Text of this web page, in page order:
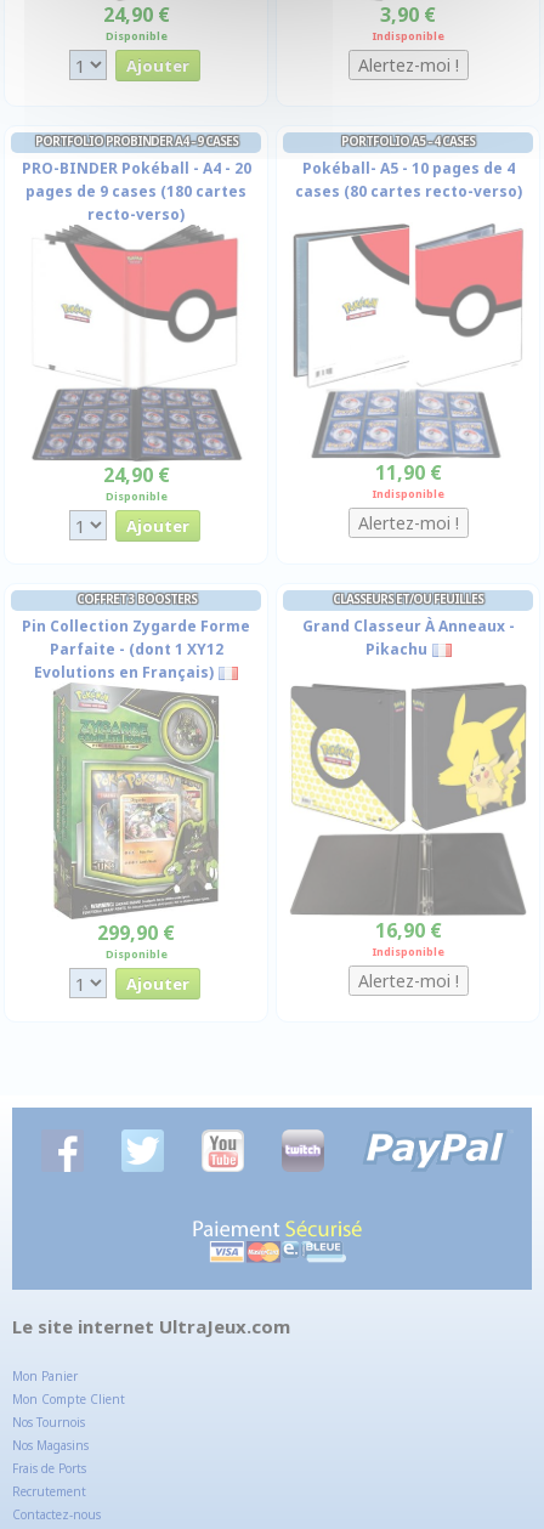
24,90 €
Disponible
3,90 €
Indisponible
PORTFOLIO PROBINDER A4 - 9 CASES
PRO-BINDER Pokéball - A4 - 20
pages de 9 cases (180 cartes
recto-verso)
24,90 €
Disponible
PORTFOLIO A5 - 4 CASES
Pokéball- A5 - 10 pages de 4
cases (80 cartes recto-verso)
11,90 €
Indisponible
COFFRET 3 BOOSTERS
Pin Collection Zygarde Forme
Parfaite - (dont 1 XY12
Evolutions en Français)
299,90 €
Disponible
CLASSEURS ET/OU FEUILLES
Grand Classeur À Anneaux -
Pikachu
16,90 €
Indisponible
Le site internet UltraJeux.com
Mon Panier
Mon Compte Client
Nos Tournois
Nos Magasins
Frais de Ports
Recrutement
Contactez-nous